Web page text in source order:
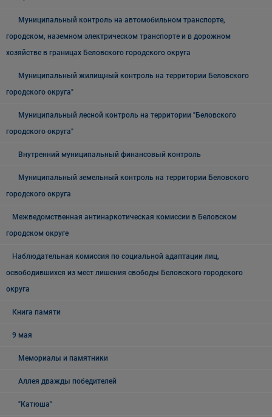
Муниципальный контроль на автомобильном транспорте,
городском, наземном электрическом транспорте и в дорожном
хозяйстве в границах Беловского городского округа
Муниципальный жилищный контроль на территории Беловского
городского округа"
Муниципальный лесной контроль на территории "Беловского
городского округа"
Внутренний муниципальный финансовый контроль
Муниципальный земельный контроль на территории Беловского
городского округа
Межведомственная антинаркотическая комиссии в Беловском
городском округе
Наблюдательная комиссия по социальной адаптации лиц,
освободившихся из мест лишения свободы Беловского городского
округа
Книга памяти
9 мая
Мемориалы и памятники
Аллея дважды победителей
"Катюша"